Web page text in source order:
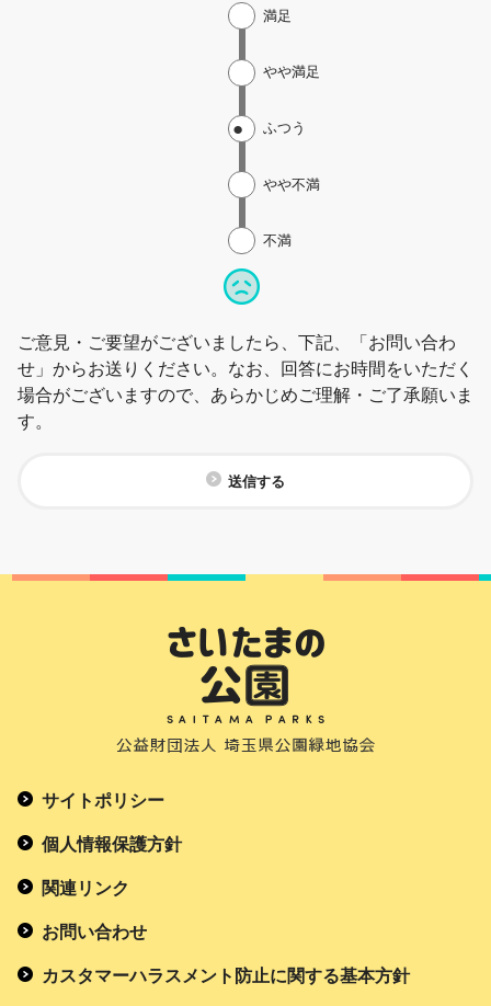
不満
やや不満
ふつう
やや満足
満足
ご意見・ご要望がございましたら、下記、「お問い合わ
せ」からお送りください。なお、回答にお時間をいただく
場合がございますので、あらかじめご理解・ご了承願いま
す。
送信する
サイトポリシー
個人情報保護方針
関連リンク
お問い合わせ
カスタマーハラスメント防止に関する基本方針